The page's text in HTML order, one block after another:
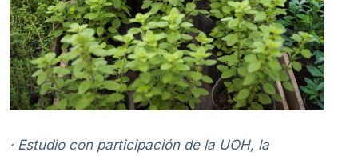
· Estudio con participación de la UOH, la